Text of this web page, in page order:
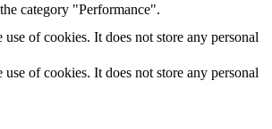
category "Performance".
of cookies. It does not store any personal
of cookies. It does not store any personal